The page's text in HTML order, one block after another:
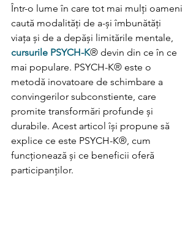
Într-o lume în care tot mai mulți oameni
caută modalități de a-și îmbunătăți
viața și de a depăși limitările mentale,
cursurile PSYCH-K® devin din ce în ce
mai populare. PSYCH-K® este o
metodă inovatoare de schimbare a
convingerilor subconstiente, care
promite transformări profunde și
durabile. Acest articol își propune să
explice ce este PSYCH-K®, cum
funcționează și ce beneficii oferă
participanților.